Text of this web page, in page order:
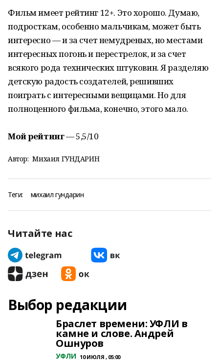
Фильм имеет рейтинг 12+. Это хорошо. Думаю,
подросткам, особенно мальчикам, может быть
интересно — и за счет немудреных, но местами
интересных погонь и перестрелок, и за счет
всякого рода технических штуковин. Я разделяю
детскую радость создателей, решивших
поиграть с интересными вещицами. Но для
полноценного фильма, конечно, этого мало.
Мой рейтинг— 5,5/10
Автор: Михаил ГУНДАРИН
Теги: михаил гундарин
Читайте нас
Выбор редакции
Браслет времени: УФЛИ в
камне и слове. Андрей
Ошнуров
УФЛИ 10 ИЮЛЯ , 05:00